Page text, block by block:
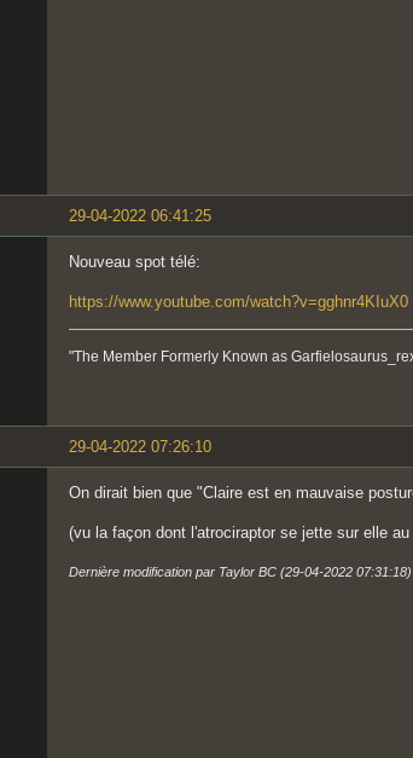
29-04-2022 06:41:25
Nouveau spot télé:
https://www.youtube.com/watch?v=gghnr4KIuX0
"The Member Formerly Known as
29-04-2022 07:26:10
On dirait bien que "Claire est en mauvaise
(vu la façon dont l'atrociraptor se jette sur elle
Dernière modification par Taylor BC (29-04-2022 07:31:18)